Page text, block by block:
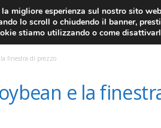
FOREX NEWS FOREX SIGNALS
DOLLARO ECONOMIA
finestra di prezzo
e la
migliore esperienza sul nostro sito
lo scroll o chiudendo il banner,
stiamo utilizzando o come